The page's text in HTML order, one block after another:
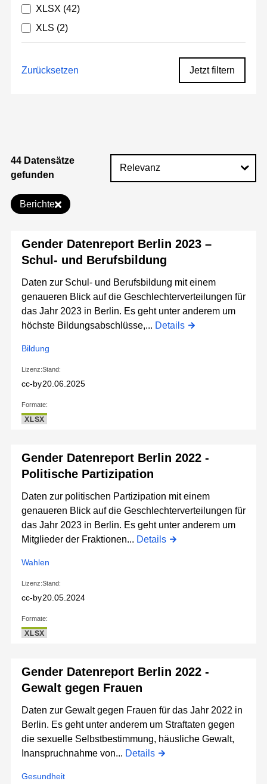
XLSX (42)
XLS (2)
Zurücksetzen Jetzt filtern
44 Datensätze
gefunden
Berichte
Gender Datenreport Berlin 2023 –
Schul- und Berufsbildung
Daten zur Schul- und Berufsbildung mit einem
genaueren Blick auf die Geschlechterverteilungen für
das Jahr 2023 in Berlin. Es geht unter anderem um
höchste Bildungsabschlüsse,... Details
Bildung
Lizenz:
cc-by
Stand:
20.06.2025
Formate:
XLSX
Gender Datenreport Berlin 2022 -
Politische Partizipation
Daten zur politischen Partizipation mit einem
genaueren Blick auf die Geschlechterverteilungen für
das Jahr 2023 in Berlin. Es geht unter anderem um
Mitglieder der Fraktionen... Details
Wahlen
Lizenz:
cc-by
Stand:
20.05.2024
Formate:
XLSX
Gender Datenreport Berlin 2022 -
Gewalt gegen Frauen
Daten zur Gewalt gegen Frauen für das Jahr 2022 in
Berlin. Es geht unter anderem um Straftaten gegen
die sexuelle Selbstbestimmung, häusliche Gewalt,
Inanspruchnahme von... Details
Gesundheit